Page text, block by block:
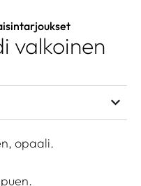
valkoinen
opaali.